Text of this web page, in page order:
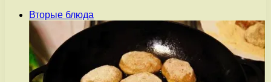
Вторые блюда